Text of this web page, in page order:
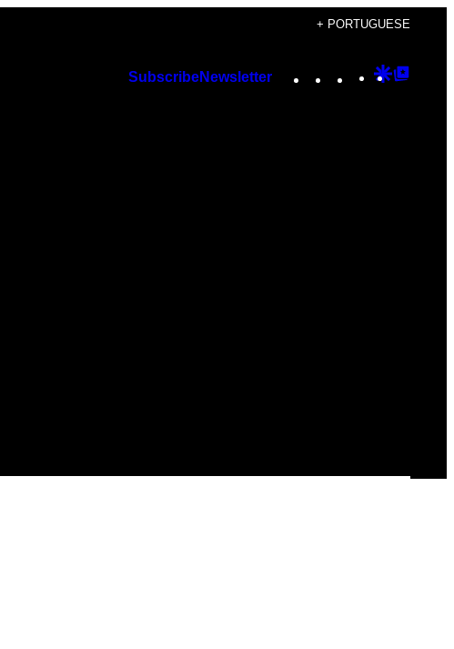
+ PORTUGUESE
SubscribeNewsletter Instagram
TikTok
YouTube
Google